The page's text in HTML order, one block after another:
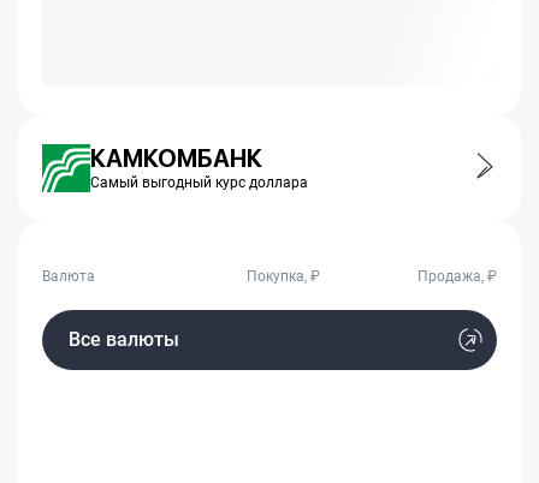
КАМКОМБАНК
Самый выгодный курс доллара
Валюта Покупка, ₽ Продажа, ₽
Все валюты